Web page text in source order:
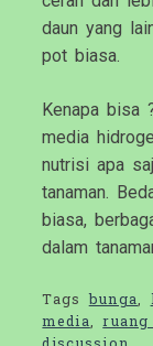
daun yang
pot biasa.
Kenapa bisa
media
nutrisi apa
tanaman.
biasa,
dalam
Tagsbunga
media
,ruang